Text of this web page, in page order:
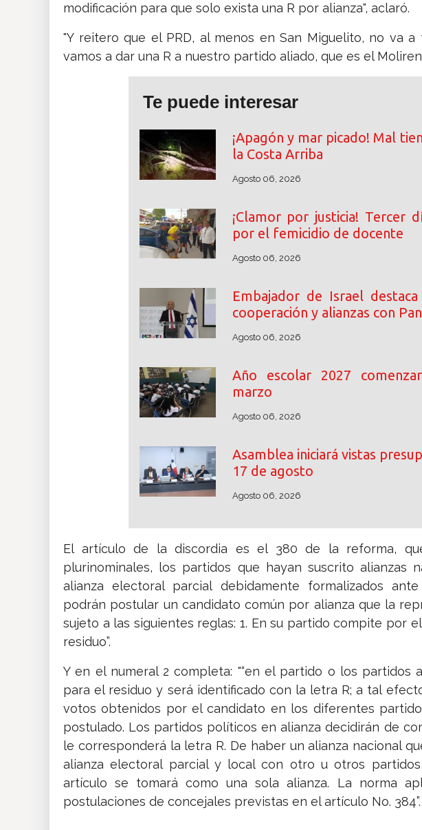
modificación para que solo exista una R por alianza", aclaró.
"Y reitero que el PRD, al menos en San Miguelito, no va
vamos a dar una R a nuestro partido aliado, que es el
Te puede interesar
¡Apagón y mar picado! Mal
la Costa Arriba
Agosto 06, 2026
¡Clamor por justicia! Tercer
por el femicidio de docente
Agosto 06, 2026
Embajador de Israel
cooperación y alianzas con
Agosto 06, 2026
Año escolar 2027
marzo
Agosto 06, 2026
Asamblea iniciará vistas
17 de agosto
Agosto 06, 2026
El artículo de la discordia es el 380 de la reforma,
plurinominales, los partidos que hayan suscrito alianzas
alianza electoral parcial debidamente formalizados
podrán postular un candidato común por alianza que la
sujeto a las siguientes reglas: 1. En su partido compite por
residuo”.
Y en el numeral 2 completa: "“en el partido o los partidos
para el residuo y será identificado con la letra R; a tal
votos obtenidos por el candidato en los diferentes
postulado. Los partidos políticos en alianza decidirán de
le corresponderá la letra R. De haber un alianza nacional
alianza electoral parcial y local con otro u otros
artículo se tomará como una sola alianza. La norma
postulaciones de concejales previstas en el artículo No. 384”.